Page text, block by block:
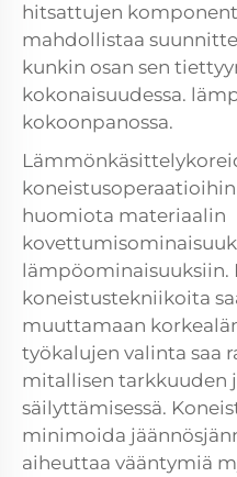
hitsattujen
mahdollistaa
kunkin osan sen
kokonaisuudessa.
kokoonpanossa.
huomiota materiaalin
lämpöominaisuuksiin.
koneistustekniikoita
muuttamaan
työkalujen valinta saa
mitallisen tarkkuuden
säilyttämisessä.
minimoida
aiheuttaa vääntymiä